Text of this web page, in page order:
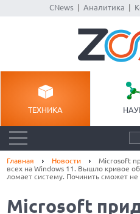
CNews| Аналитика
ТЕХНИКА
Главная Новости
Microsoft
всех на Windows 11. Вышло кривое
ломает систему. Починить сможет
Microsoft